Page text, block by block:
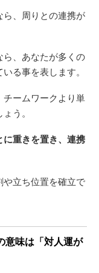
ら、周りとの連携が
、あなたが多くの
る事を表します。
チームワークより単
う。
重きを置き、連携
立ち位置を確立で
意味は「対人運が